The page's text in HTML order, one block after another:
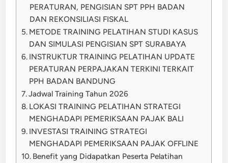
PERATURAN, PENGISIAN SPT PPH BADAN
DAN REKONSILIASI FISKAL
METODE TRAINING PELATIHAN STUDI KASUS
DAN SIMULASI PENGISIAN SPT SURABAYA
INSTRUKTUR TRAINING PELATIHAN UPDATE
PERATURAN PERPAJAKAN TERKINI TERKAIT
PPH BADAN BANDUNG
Jadwal Training Tahun 2026
LOKASI TRAINING PELATIHAN STRATEGI
MENGHADAPI PEMERIKSAAN PAJAK BALI
INVESTASI TRAINING STRATEGI
MENGHADAPI PEMERIKSAAN PAJAK OFFLINE
Benefit yang Didapatkan Peserta Pelatihan